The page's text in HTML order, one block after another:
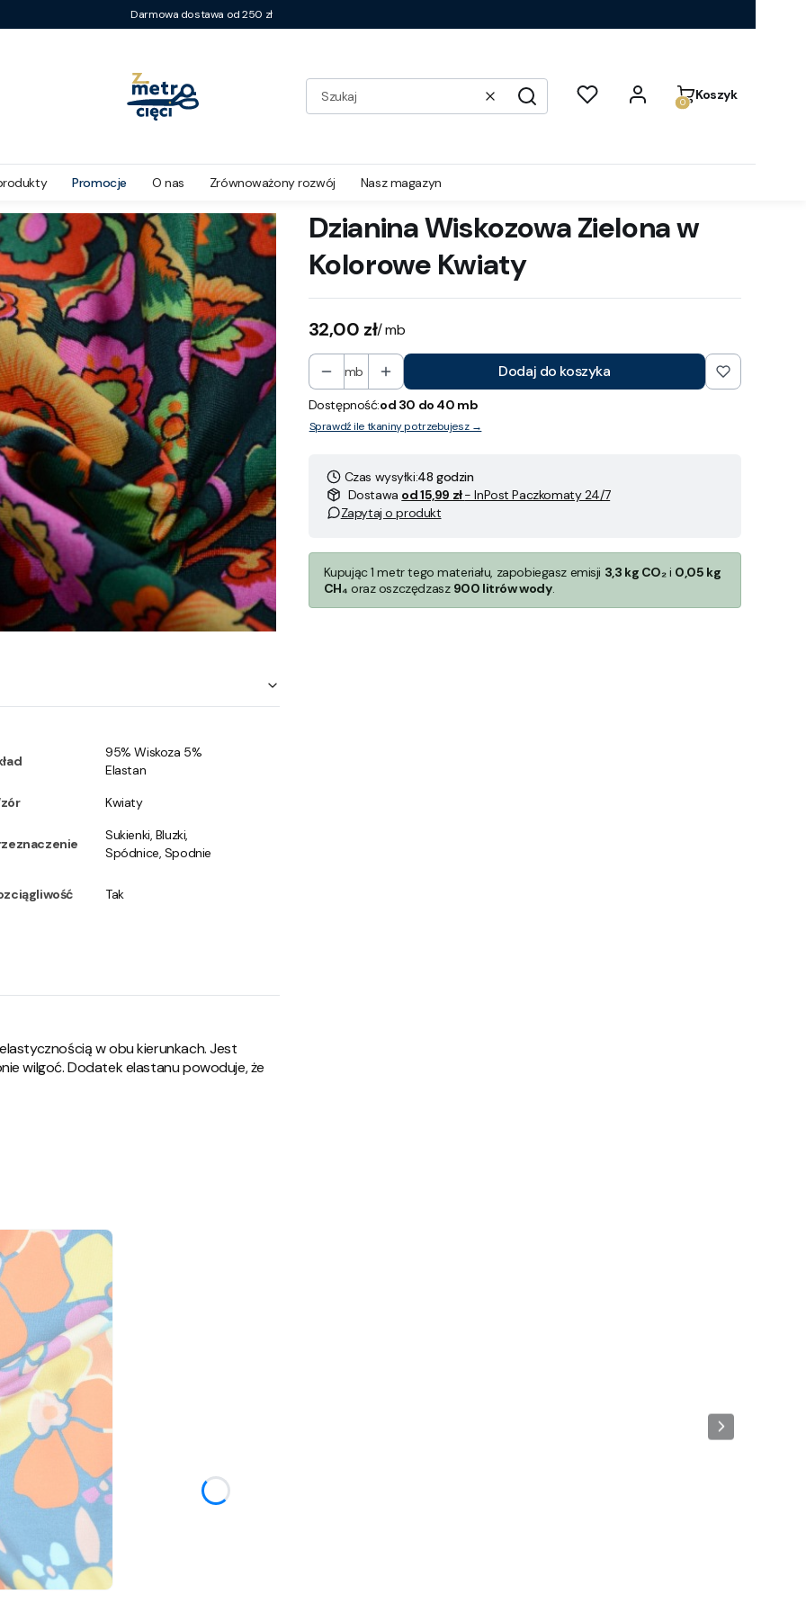
Darmowa dostawa od 250 zł
WyczyśćSzukaj
Produkty w
Koszyk
Promocje O nas Zrównoważony rozwój Nasz magazyn
95% Wiskoza 5%
Elastan
Kwiaty
Sukienki, Bluzki,
Spódnice, Spodnie
Tak
w obu kierunkach. Jest
wilgoć. Dodatek elastanu powoduje, że
Dzianina Wiskozowa Zielona w
Kolorowe Kwiaty
Cena
32,00 zł/ mb
mb Dodaj do koszyka
Dostępność:od 30 do 40 mb
Sprawdź ile tkaniny potrzebujesz →
Czas wysyłki:48 godzin
Dostawa od 15,99 zł- InPost Paczkomaty 24/7
Zapytaj o produkt
Kupując 1 metr tego materiału, zapobiegasz emisji 3,3 kg CO₂i 0,05 kg
CH₄ oraz oszczędzasz 900 litrów wody.